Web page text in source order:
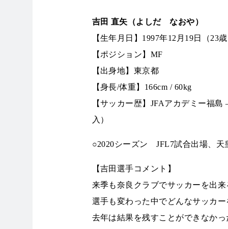
吉田 直矢（よしだ なおや）
【生年月日】1997年12月19日（23
【ポジション】MF
【出身地】東京都
【身長/体重】166cm / 60kg
【サッカー歴】JFAアカデミー福
入）
○2020シーズン JFL7試合出場、天
【吉田選手コメント】
来季も奈良クラブでサッカーを出
選手も変わった中でどんなサッカ
去年は結果を残すことができなか